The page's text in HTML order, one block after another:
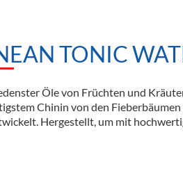
TONIC
Öle von Früchten und
Chinin von den
Hergestellt, um mit